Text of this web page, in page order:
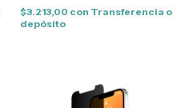
$3.213,00 con Transferencia o
depósito